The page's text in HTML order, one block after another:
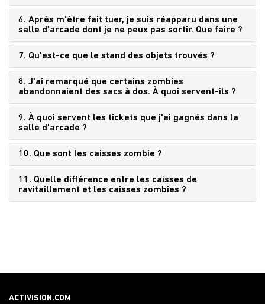
6. Après m'être fait tuer, je suis réapparu dans une
salle d'arcade dont je ne peux pas sortir. Que faire ?
7. Qu'est-ce que le stand des objets trouvés ?
8. J'ai remarqué que certains zombies
abandonnaient des sacs à dos. À quoi servent-ils ?
9. À quoi servent les tickets que j'ai gagnés dans la
salle d'arcade ?
10. Que sont les caisses zombie ?
11. Quelle différence entre les caisses de
ravitaillement et les caisses zombies ?
ACTIVISION.COM